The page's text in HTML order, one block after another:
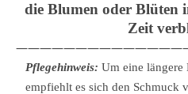
die Blumen oder Blüten
Zeit
Pflegehinweis: Um eine längere
empfiehlt es sich den Schmuck